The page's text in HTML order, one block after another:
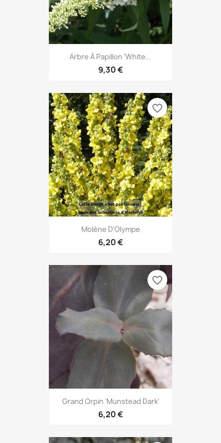
Arbre À Papillon 'White...
9,30 €
Molène D'Olympe
6,20 €
favorite_border
Grand Orpin 'Munstead Dark'
6,20 €
favorite_border